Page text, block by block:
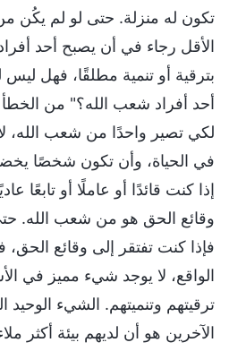
تكون له منزلة. حتى لو لم يكُن
الأقل رجاء في أن يصبح أحد
بترقية أو تنمية مطلقًا، فهل
أحد أفراد شعب الله؟" من الخطأ
لكي تصير واحدًا من شعب الله،
في الحياة، وأن تكون شخصًا
إذا كنت قائدًا أو عاملًا أو تابعًا
وقائع الحق هو من شعب الله. حتى
فإذا كنت تفتقر إلى وقائع الحق،
الواقع، لا يوجد شيء مميز في
ترقيتهم وتنميتهم. الشيء
الآخرين هو أن لديهم بيئة أكثر